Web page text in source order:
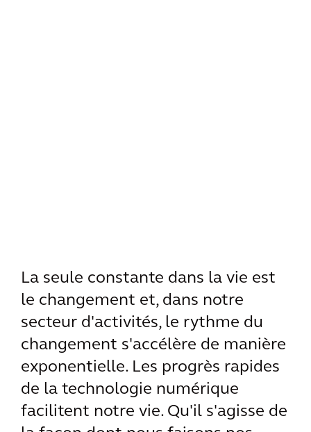
La seule constante dans la vie est
le changement et, dans notre
secteur d'activités, le rythme du
changement s'accélère de manière
exponentielle. Les progrès rapides
de la technologie numérique
facilitent notre vie. Qu'il s'agisse de